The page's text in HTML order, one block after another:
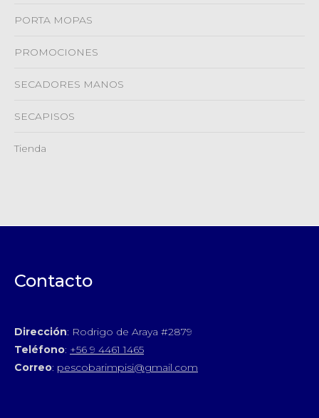
PORTA MOPAS
PROMOCIONES
SECADORES MANOS
SECAPISOS
Tienda
Contacto
Dirección: Rodrigo de Araya #2879
Teléfono: +56 9 4461 1465
Correo: pescobarimpisi@gmail.com